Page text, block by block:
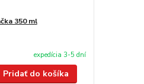
350 ml
expedícia 3-5 dní
Pridať do košíka